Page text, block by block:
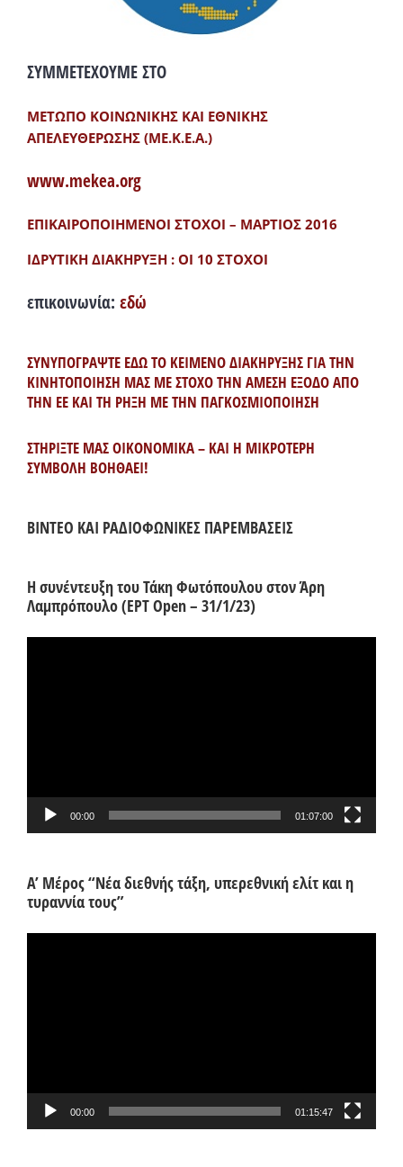
ΣΥΜΜΕΤΕΧΟΥΜΕ ΣΤΟ
ΜΕΤΩΠΟ ΚΟΙΝΩΝΙΚΗΣ ΚΑΙ ΕΘΝΙΚΗΣ
ΑΠΕΛΕΥΘΕΡΩΣΗΣ (ΜΕ.Κ.Ε.Α.)
www.mekea.org
ΕΠΙΚΑΙΡΟΠΟΙΗΜΕΝΟΙ ΣΤΟΧΟΙ – ΜΑΡΤΙΟΣ 2016
ΙΔΡΥΤΙΚΗ ΔΙΑΚΗΡΥΞΗ : ΟΙ 10 ΣΤΟΧΟΙ
επικοινωνία: εδώ
ΣΥΝΥΠΟΓΡΑΨΤΕ ΕΔΩ ΤΟ ΚΕΙΜΕΝΟ ΔΙΑΚΗΡΥΞΗΣ ΓΙΑ ΤΗΝ
ΚΙΝΗΤΟΠΟΙΗΣΗ ΜΑΣ ΜΕ ΣΤΟΧΟ ΤΗΝ ΑΜΕΣΗ ΕΞΟΔΟ ΑΠΟ
ΤΗΝ ΕΕ ΚΑΙ ΤΗ ΡΗΞΗ ΜΕ ΤΗΝ ΠΑΓΚΟΣΜΙΟΠΟΙΗΣΗ
ΣΤΗΡΙΞΤΕ ΜΑΣ ΟΙΚΟΝΟΜΙΚΑ – ΚΑΙ Η ΜΙΚΡΟΤΕΡΗ
ΣΥΜΒΟΛΗ ΒΟΗΘΑΕΙ!
ΒΙΝΤΕΟ ΚΑΙ ΡΑΔΙΟΦΩΝΙΚΕΣ ΠΑΡΕΜΒΑΣΕΙΣ
Η συνέντευξη του Τάκη Φωτόπουλου στον Άρη
Λαμπρόπουλο (ΕΡΤ Open – 31/1/23)
00:00 01:07:00
Α’ Μέρος “Νέα διεθνής τάξη, υπερεθνική ελίτ και η
τυραννία τους”
00:00 01:15:47